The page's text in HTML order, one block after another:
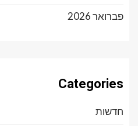
פברואר 2026
Categories
חדשות